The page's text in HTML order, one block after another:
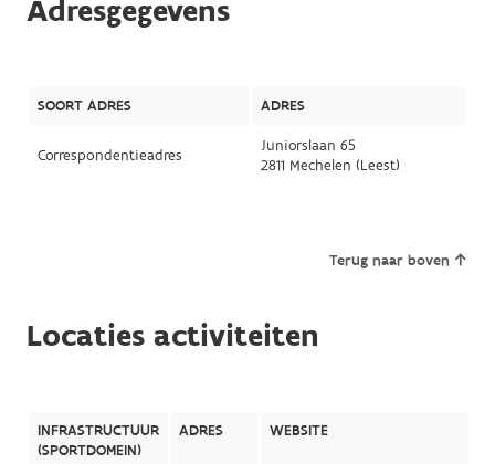
Adresgegevens
SOORT ADRES ADRES
Correspondentieadres
Juniorslaan 65
2811 Mechelen (Leest)
Terug naar boven
Locaties activiteiten
INFRASTRUCTUUR
(SPORTDOMEIN)
ADRES WEBSITE